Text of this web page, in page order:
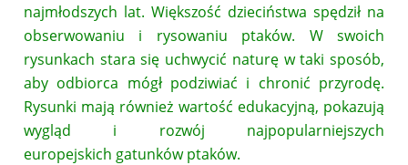
najmłodszych lat. Większość dzieciństwa spędził na
obserwowaniu i rysowaniu ptaków. W swoich
rysunkach stara się uchwycić naturę w taki sposób,
aby odbiorca mógł podziwiać i chronić przyrodę.
Rysunki mają również wartość edukacyjną, pokazują
wygląd i rozwój najpopularniejszych
europejskich gatunków ptaków.